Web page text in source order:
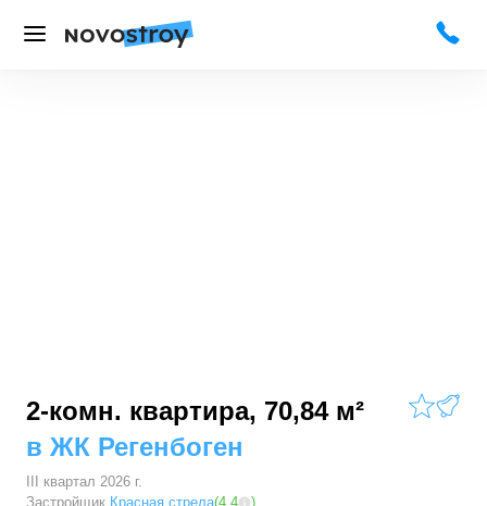
2-комн. квартира, 70,84 м²
в ЖК Регенбоген
III квартал 2026 г.
Застройщик Красная стрела(4,4 )